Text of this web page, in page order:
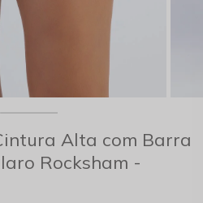
Alta com Barra
Rocksham -